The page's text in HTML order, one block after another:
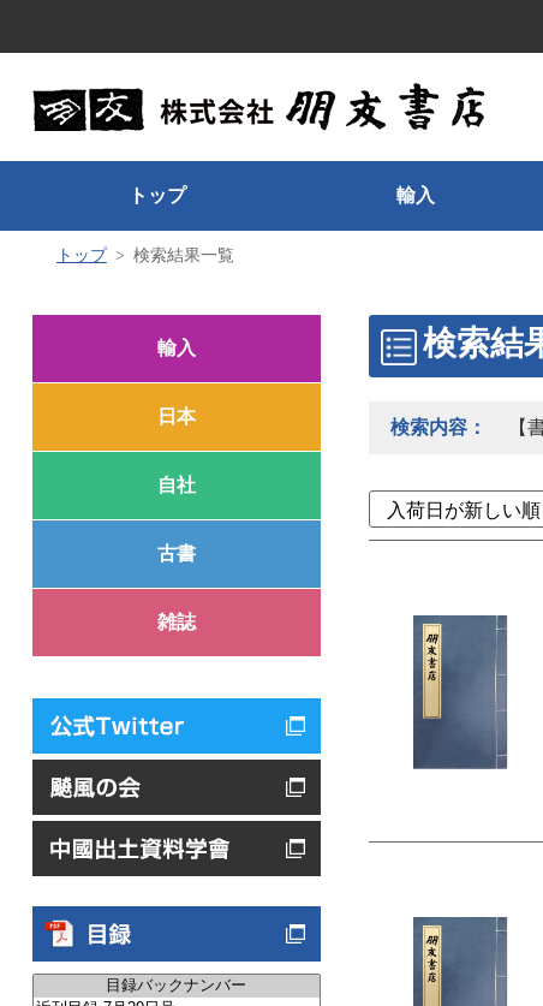
トップ 輸入
トップ 検索結果一覧
輸入
日本
自社
古書
雑誌
検索結
検索内容： 【